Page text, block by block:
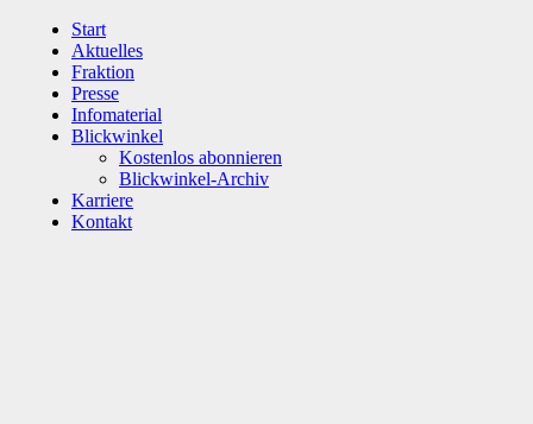
Start
Aktuelles
Fraktion
Presse
Infomaterial
Blickwinkel
Kostenlos abonnieren
Blickwinkel-Archiv
Karriere
Kontakt